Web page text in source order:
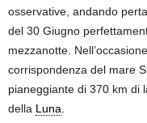
osservative, andando
del 30 Giugno
mezzanotte.
corrispondenza del mare
pianeggiante di 370 km di
della Luna.